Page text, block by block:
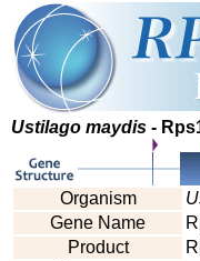
Ustilago maydis -
Organism
Gene Name
Product